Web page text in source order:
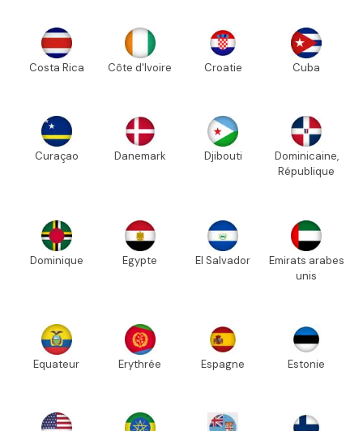
Costa Rica Côte d'Ivoire Croatie Cuba
Curaçao Danemark Djibouti
Dominicaine,
République
Dominique Egypte El Salvador
Emirats arabes
unis
Equateur Erythrée Espagne Estonie